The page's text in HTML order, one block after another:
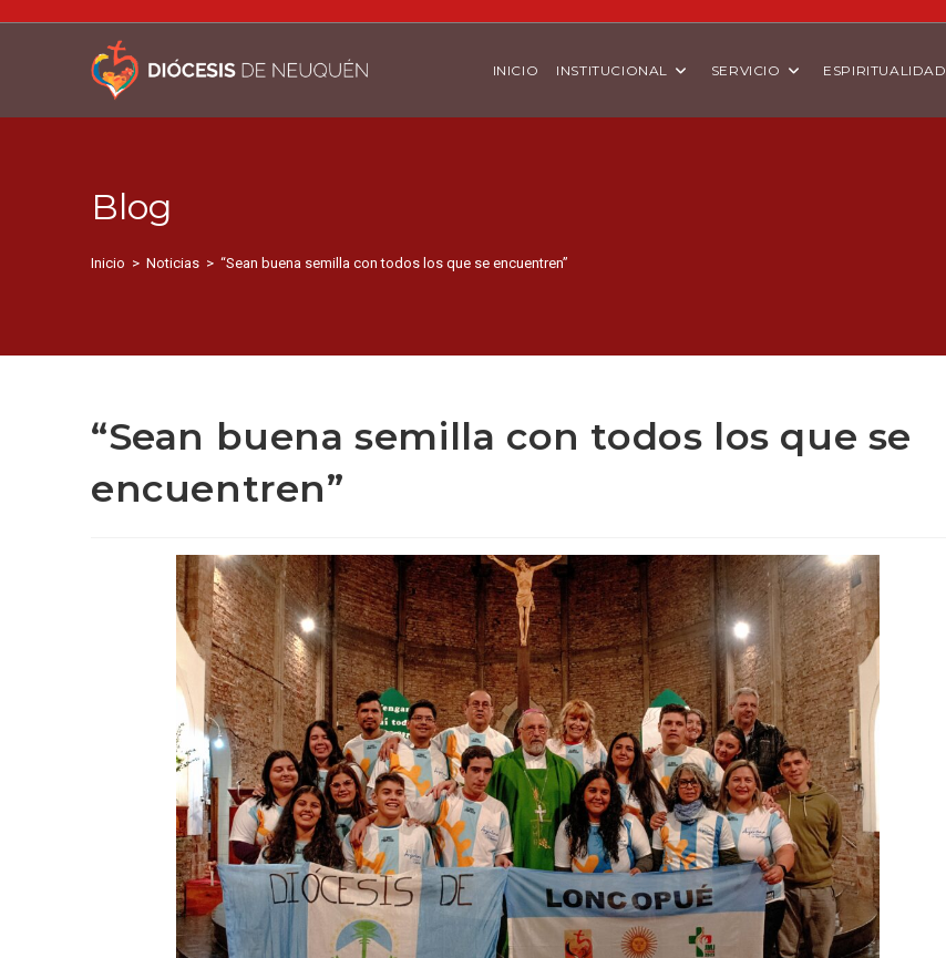
INICIO INSTITUCIONAL SERVICIO ESPIRITUALIDAD
Blog
Inicio > Noticias > “Sean buena semilla con todos los que se encuentren”
“Sean buena semilla con todos los que se
encuentren”